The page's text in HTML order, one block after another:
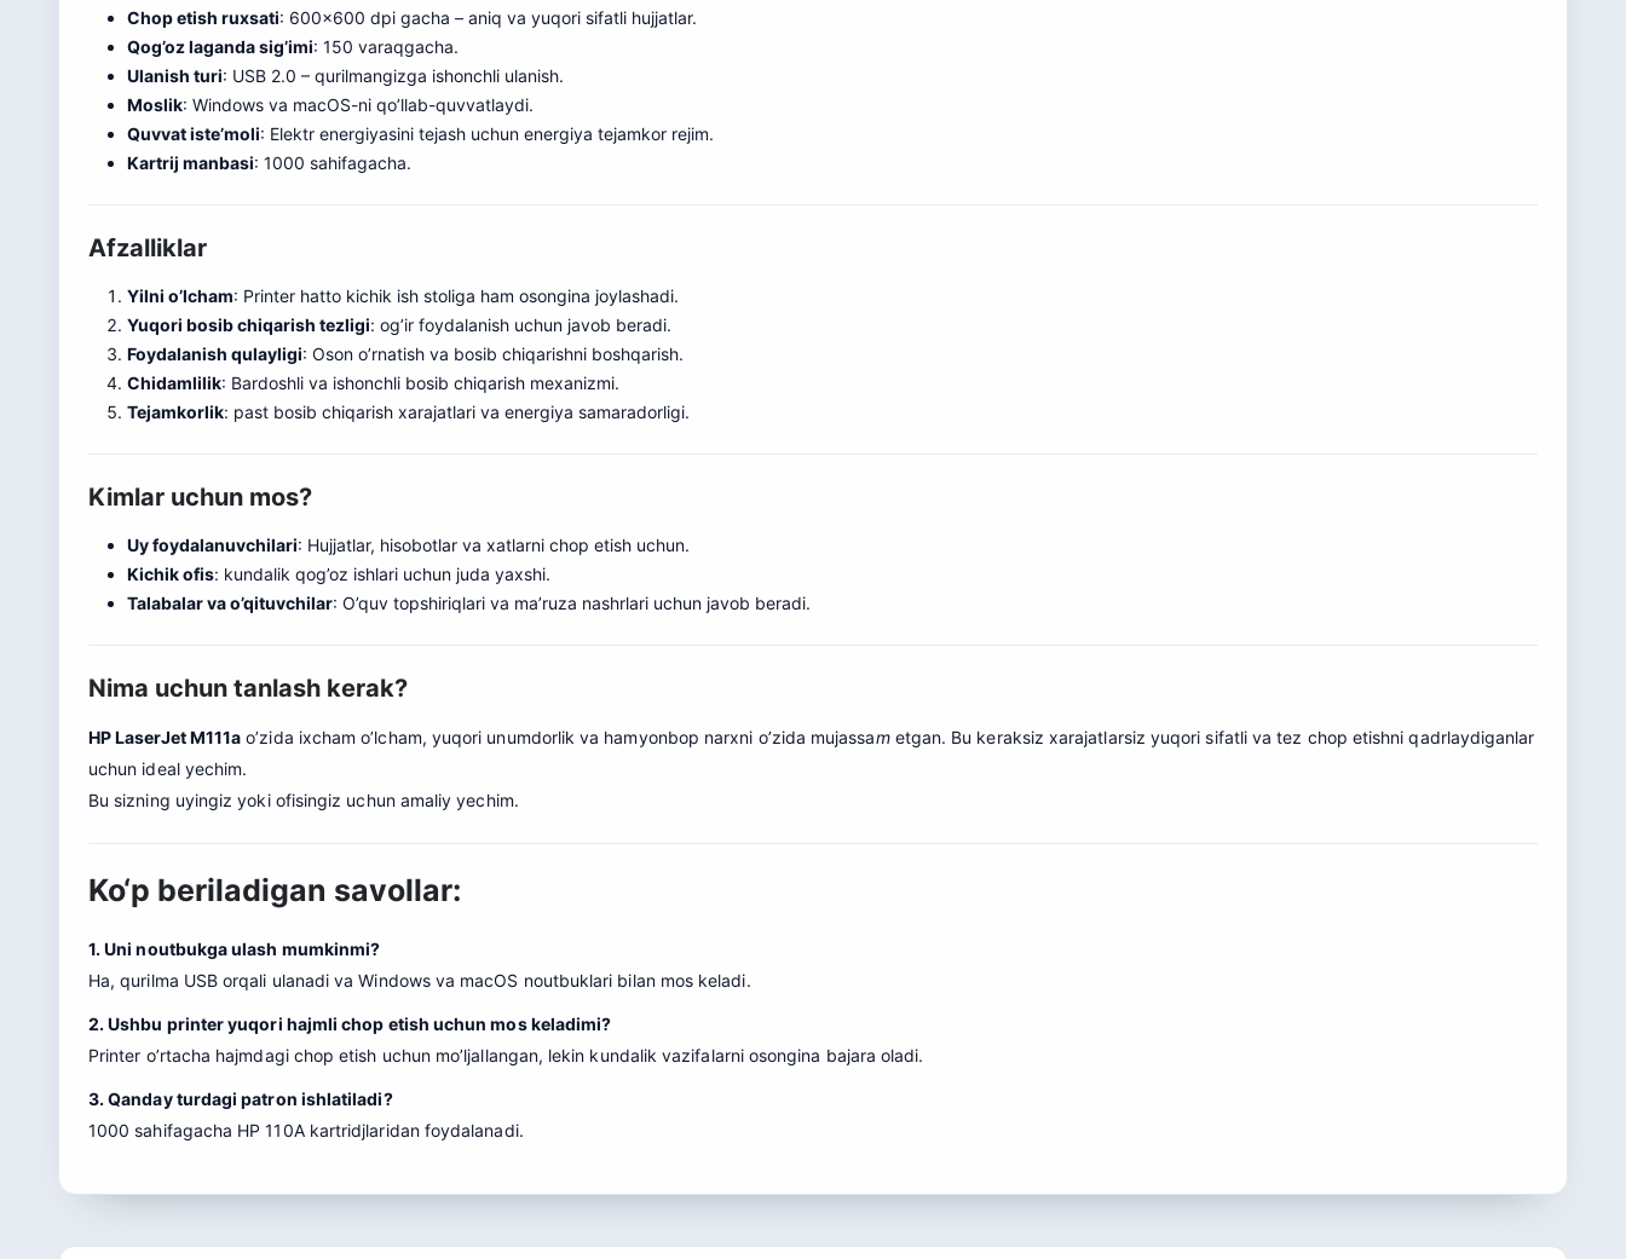
Chop etish ruxsati: 600×600 dpi gacha – aniq va yuqori sifatli hujjatlar.
Qog’oz laganda sig’imi: 150 varaqgacha.
Ulanish turi: USB 2.0 – qurilmangizga ishonchli ulanish.
Moslik: Windows va macOS-ni qo’llab-quvvatlaydi.
Quvvat iste’moli: Elektr energiyasini tejash uchun energiya tejamkor rejim.
Kartrij manbasi: 1000 sahifagacha.
Afzalliklar
Yilni o’lcham: Printer hatto kichik ish stoliga ham osongina joylashadi.
Yuqori bosib chiqarish tezligi: og’ir foydalanish uchun javob beradi.
Foydalanish qulayligi: Oson o’rnatish va bosib chiqarishni boshqarish.
Chidamlilik: Bardoshli va ishonchli bosib chiqarish mexanizmi.
Tejamkorlik: past bosib chiqarish xarajatlari va energiya samaradorligi.
Kimlar uchun mos?
Uy foydalanuvchilari: Hujjatlar, hisobotlar va xatlarni chop etish uchun.
Kichik ofis: kundalik qog’oz ishlari uchun juda yaxshi.
Talabalar va o’qituvchilar: O’quv topshiriqlari va ma’ruza nashrlari uchun javob beradi.
Nima uchun tanlash kerak?
HP LaserJet M111a o’zida ixcham o’lcham, yuqori unumdorlik va hamyonbop narxni o’zida mujassametgan. Bu keraksiz xarajatlarsiz yuqori sifatli va tez chop etishni qadrlaydiganlar
uchun ideal yechim.
Bu sizning uyingiz yoki ofisingiz uchun amaliy yechim.
Ko‘p beriladigan savollar:
1. Uni noutbukga ulash mumkinmi?
Ha, qurilma USB orqali ulanadi va Windows va macOS noutbuklari bilan mos keladi.
2. Ushbu printer yuqori hajmli chop etish uchun mos keladimi?
Printer o’rtacha hajmdagi chop etish uchun mo’ljallangan, lekin kundalik vazifalarni osongina bajara oladi.
3. Qanday turdagi patron ishlatiladi?
1000 sahifagacha HP 110A kartridjlaridan foydalanadi.